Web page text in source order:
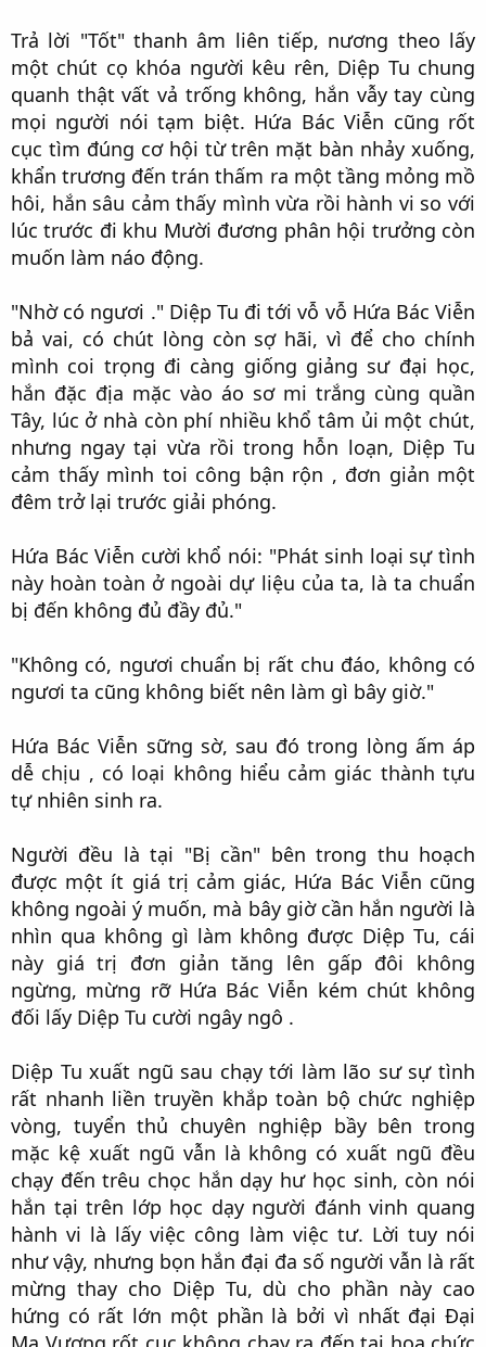
Trả lời "Tốt" thanh âm liên tiếp, nương theo lấy
một chút cọ khóa người kêu rên, Diệp Tu chung
quanh thật vất vả trống không, hắn vẫy tay cùng
mọi người nói tạm biệt. Hứa Bác Viễn cũng rốt
cục tìm đúng cơ hội từ trên mặt bàn nhảy xuống,
khẩn trương đến trán thấm ra một tầng mỏng mồ
hôi, hắn sâu cảm thấy mình vừa rồi hành vi so với
lúc trước đi khu Mười đương phân hội trưởng còn
muốn làm náo động.​
"Nhờ có ngươi ." Diệp Tu đi tới vỗ vỗ Hứa Bác Viễn
bả vai, có chút lòng còn sợ hãi, vì để cho chính
mình coi trọng đi càng giống giảng sư đại học,
hắn đặc địa mặc vào áo sơ mi trắng cùng quần
Tây, lúc ở nhà còn phí nhiều khổ tâm ủi một chút,
nhưng ngay tại vừa rồi trong hỗn loạn, Diệp Tu
cảm thấy mình toi công bận rộn , đơn giản một
đêm trở lại trước giải phóng.​
Hứa Bác Viễn cười khổ nói: "Phát sinh loại sự tình
này hoàn toàn ở ngoài dự liệu của ta, là ta chuẩn
bị đến không đủ đầy đủ."​
"Không có, ngươi chuẩn bị rất chu đáo, không có
ngươi ta cũng không biết nên làm gì bây giờ."​
Hứa Bác Viễn sững sờ, sau đó trong lòng ấm áp
dễ chịu , có loại không hiểu cảm giác thành tựu
tự nhiên sinh ra.​
Người đều là tại "Bị cần" bên trong thu hoạch
được một ít giá trị cảm giác, Hứa Bác Viễn cũng
không ngoài ý muốn, mà bây giờ cần hắn người là
nhìn qua không gì làm không được Diệp Tu, cái
này giá trị đơn giản tăng lên gấp đôi không
ngừng, mừng rỡ Hứa Bác Viễn kém chút không
đối lấy Diệp Tu cười ngây ngô .​
Diệp Tu xuất ngũ sau chạy tới làm lão sư sự tình
rất nhanh liền truyền khắp toàn bộ chức nghiệp
vòng, tuyển thủ chuyên nghiệp bầy bên trong
mặc kệ xuất ngũ vẫn là không có xuất ngũ đều
chạy đến trêu chọc hắn dạy hư học sinh, còn nói
hắn tại trên lớp học dạy người đánh vinh quang
hành vi là lấy việc công làm việc tư. Lời tuy nói
như vậy, nhưng bọn hắn đại đa số người vẫn là rất
mừng thay cho Diệp Tu, dù cho phần này cao
hứng có rất lớn một phần là bởi vì nhất đại Đại